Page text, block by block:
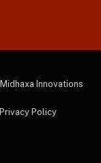
Midhaxa Innovations
Privacy Policy